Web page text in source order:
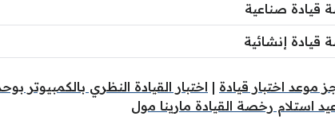
قيادة صناعية
قيادة إنشائية
موعد اختبار قيادة | اختبار القيادة النظري بالكمبيوتر
استلام رخصة القيادة مارينا مول